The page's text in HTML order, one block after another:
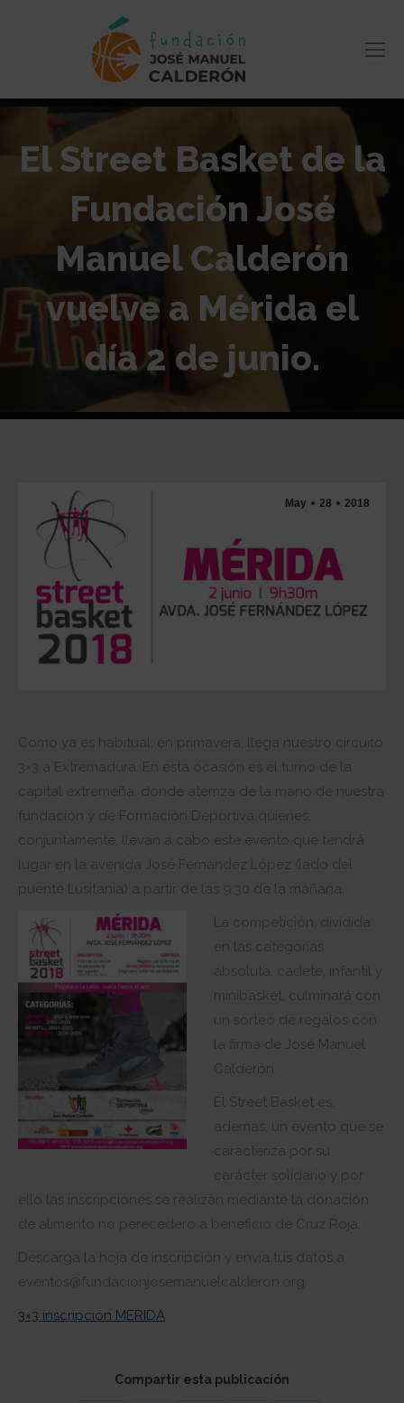
El Street Basket de la
Fundación José
Manuel Calderón
vuelve a Mérida el
día 2 de junio.
May 28 2018
Como ya es habitual, en primavera, llega nuestro circuito
3×3 a Extremadura. En esta ocasión es el turno de la
capital extremeña, donde aterriza de la mano de nuestra
fundación y de Formación Deportiva quienes,
conjuntamente, llevan a cabo este evento que tendrá
lugar en la avenida José Fernández López (lado del
puente Lusitania) a partir de las 9:30 de la mañana.
La competición, dividida
en las categorías
absoluta, cadete, infantil y
minibasket, culminará con
un sorteo de regalos con
la firma de José Manuel
Calderón.
El Street Basket es,
además, un evento que se
caracteriza por su
carácter solidario y por
ello las inscripciones se realizan mediante la donación
de alimento no perecedero a beneficio de Cruz Roja.
Descarga la hoja de inscripción y envía tus datos a
eventos@fundacionjosemanuelcalderon.org
3×3 inscripción MERIDA
Compartir esta publicación